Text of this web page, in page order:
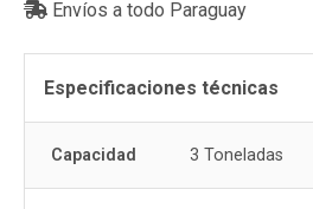
Envíos a todo Paraguay
Especificaciones técnicas
Capacidad 3 Toneladas